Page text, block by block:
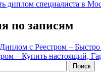
диплом специалиста в
по записям
с Реестром –
– Купить настоящий,